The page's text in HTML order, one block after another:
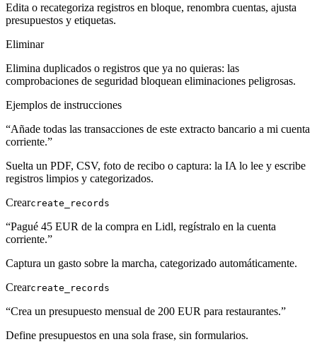
Edita o recategoriza registros en bloque, renombra cuentas, ajusta
presupuestos y etiquetas.
Eliminar
Elimina duplicados o registros que ya no quieras: las
comprobaciones de seguridad bloquean eliminaciones peligrosas.
Ejemplos de instrucciones
“Añade todas las transacciones de este extracto bancario a mi cuenta
corriente.”
Suelta un PDF, CSV, foto de recibo o captura: la IA lo lee y escribe
registros limpios y categorizados.
Crearcreate_records
“Pagué 45 EUR de la compra en Lidl, regístralo en la cuenta
corriente.”
Captura un gasto sobre la marcha, categorizado automáticamente.
Crearcreate_records
“Crea un presupuesto mensual de 200 EUR para restaurantes.”
Define presupuestos en una sola frase, sin formularios.